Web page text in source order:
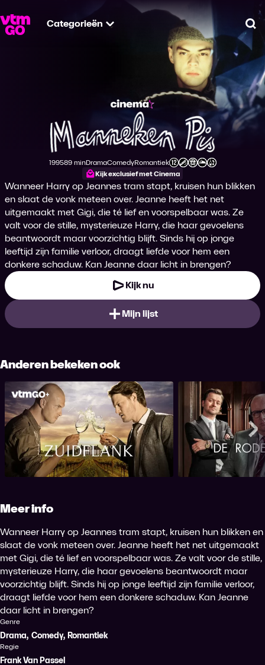
Categorieën
Manneken Pis
Productiejaar
1995
Tijdsduur
89 min
Genre
Drama
Genre
Comedy
Genre
Romantiek
Leeftijdsclassificatie
Kijk exclusief met Cinema
Wanneer Harry op Jeannes tram stapt, kruisen hun blikken
en slaat de vonk meteen over. Jeanne heeft het net
uitgemaakt met Gigi, die té lief en voorspelbaar was. Ze
valt voor de stille, mysterieuze Harry, die haar gevoelens
beantwoordt maar voorzichtig blijft. Sinds hij op jonge
leeftijd zijn familie verloor, draagt liefde voor hem een
donkere schaduw. Kan Jeanne daar licht in brengen?
Kijk nu
Mijn lijst
Anderen bekeken ook
Zuidflank De
Meer info
Wanneer Harry op Jeannes tram stapt, kruisen hun blikken en
slaat de vonk meteen over. Jeanne heeft het net uitgemaakt
met Gigi, die té lief en voorspelbaar was. Ze valt voor de stille,
mysterieuze Harry, die haar gevoelens beantwoordt maar
voorzichtig blijft. Sinds hij op jonge leeftijd zijn familie verloor,
draagt liefde voor hem een donkere schaduw. Kan Jeanne
daar licht in brengen?
Genre
Drama, Comedy, Romantiek
Regie
Frank Van Passel